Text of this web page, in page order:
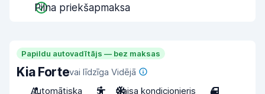
Pilna priekšapmaksa
Papildu autovadītājs — bez maksas
Kia Fortevai līdzīga Vidējā
Automātiska
5 Gaisa kondicionieris 4